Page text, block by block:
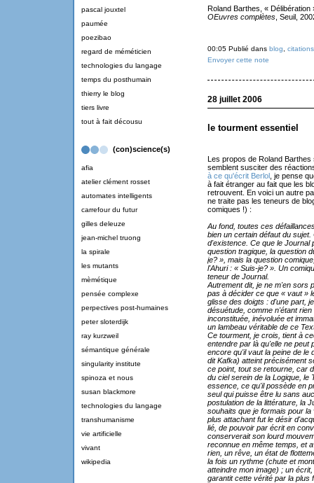
pascal jouxtel
paumée
poezibao
regard de méméticien
technologies du langage
temps du posthumain
thierry le blog
tiers livre
tout à fait décousu
(con)science(s)
afia
atelier clément rosset
automates intelligents
carrefour du futur
gilles deleuze
jean-michel truong
la spirale
les mutants
mèmétique
pensée complexe
perpectives post-humaines
peter sloterdijk
ray kurzweil
sémantique générale
singularity institute
spinoza et nous
susan blackmore
technologies du langage
transhumanisme
vie artificielle
vivant
wikipedia
Roland Barthes, « Délibération
OEuvres complètes, Seuil,
00:05 Publié dans blog citations
Envoyer cette note
28 juillet 2006
le tourment essentiel
Les propos de Roland Barthes
semblent susciter des
à ce qu'écrit Berlol, je pense
à fait étranger au fait que les
retrouvent. En voici un autre
ne traite pas les teneurs de
comiques !) :
Au fond, toutes ces
bien un certain défaut du sujet.
d'existence. Ce que le Journal
question tragique, la question
je? », mais la question
l'Ahuri : « Suis-je? ». Un
teneur de Journal.
Autrement dit, je ne m'en sors
pas à décider ce que « vaut »
glisse des doigts : d'une part,
désuétude, comme n'étant
inconstituée, inévoluée et
un lambeau véritable de ce
Ce tourment, je crois, tient à
entendre par là qu'elle ne peut
encore qu'il vaut la peine de le
dit Kafka) atteint précisément
ce point, tout se retourne, car
du ciel serein de la Logique, le
essence, ce qu'il possède en
seul qui puisse être lu sans
postulation de la littérature, la
souhaits que je formais pour
plus attachant fut le désir
lié, de pouvoir par écrit en
conserverait son lourd
reconnue en même temps, et
rien, un rêve, un état de
la fois un rythme (chute et
atteindre mon image) ; un
garantit cette vérité par la plus